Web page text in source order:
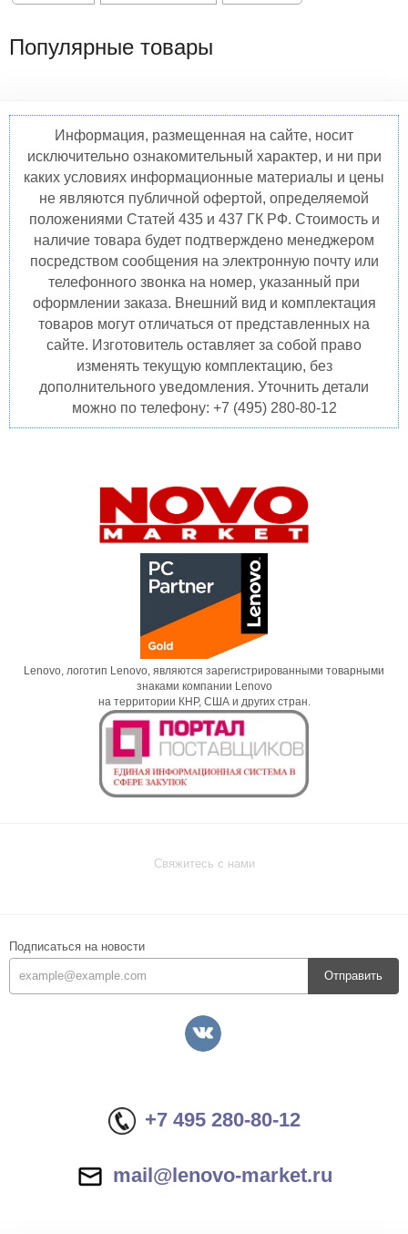
Популярные товары
Информация, размещенная на сайте, носит
исключительно ознакомительный характер, и ни при
каких условиях информационные материалы и цены
не являются публичной офертой, определяемой
положениями Статей 435 и 437 ГК РФ. Стоимость и
наличие товара будет подтверждено менеджером
посредством сообщения на электронную почту или
телефонного звонка на номер, указанный при
оформлении заказа. Внешний вид и комплектация
товаров могут отличаться от представленных на
сайте. Изготовитель оставляет за собой право
изменять текущую комплектацию, без
дополнительного уведомления. Уточнить детали
можно по телефону: +7 (495) 280-80-12
Lenovo, логотип Lenovo, являются зарегистрированными товарными
знаками компании Lenovo
на территории КНР, США и других стран.
Свяжитесь с нами
Подписаться на новости
Отправить
+7 495 280-80-12
mail@lenovo-market.ru